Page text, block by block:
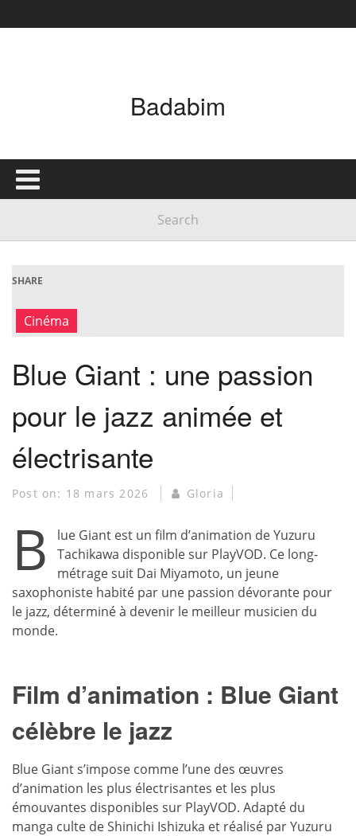
Badabim
SHARE
Cinéma
Blue Giant : une passion
pour le jazz animée et
électrisante
Post on: 18 mars 2026 Gloria
B
lue Giant est un film d’animation de Yuzuru
Tachikawa disponible sur PlayVOD. Ce long-
métrage suit Dai Miyamoto, un jeune
saxophoniste habité par une passion dévorante pour
le jazz, déterminé à devenir le meilleur musicien du
monde.
Film d’animation : Blue Giant
célèbre le jazz
Blue Giant s’impose comme l’une des œuvres
d’animation les plus électrisantes et les plus
émouvantes disponibles sur PlayVOD. Adapté du
manga culte de Shinichi Ishizuka et réalisé par Yuzuru